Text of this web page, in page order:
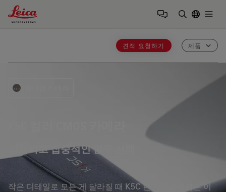
Leica Microsystems Logo
견적 요청하기 제품
⋯
강력하고 집중적인 연구 선택
작은 디테일로 모든 게 달라질 때 K5C 현미경 카메라는 이